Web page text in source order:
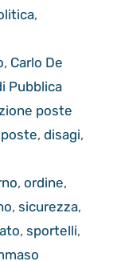
,
, Carlo De
Pubblica
poste
, disagi,
, ordine,
, sicurezza,
, sportelli,